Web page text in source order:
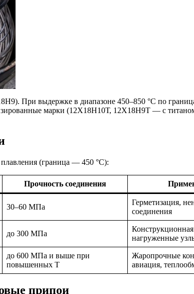
При выдержке в диапазоне 450–850 °C по
марки (12Х18Н10Т, 12Х18Н9Т — с
(граница — 450 °C):
Прочность соединения
30–60 МПа
Герметизация,
соединения
до 300 МПа
нагруженные
до 600 МПа и выше при
повышенных T
Жаропрочные
авиация,
припои